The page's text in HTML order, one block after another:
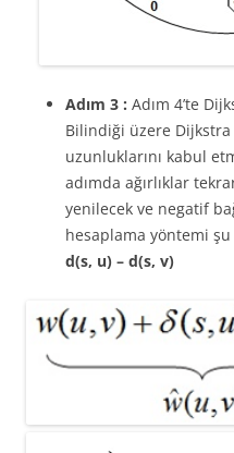
Adım 3 : Adım 4’te
Bilindiği üzere Dijkstra
uzunluklarını kabul
adımda ağırlıklar
yenilecek ve negatif
hesaplama yöntemi
d(s, u) – d(s, v)